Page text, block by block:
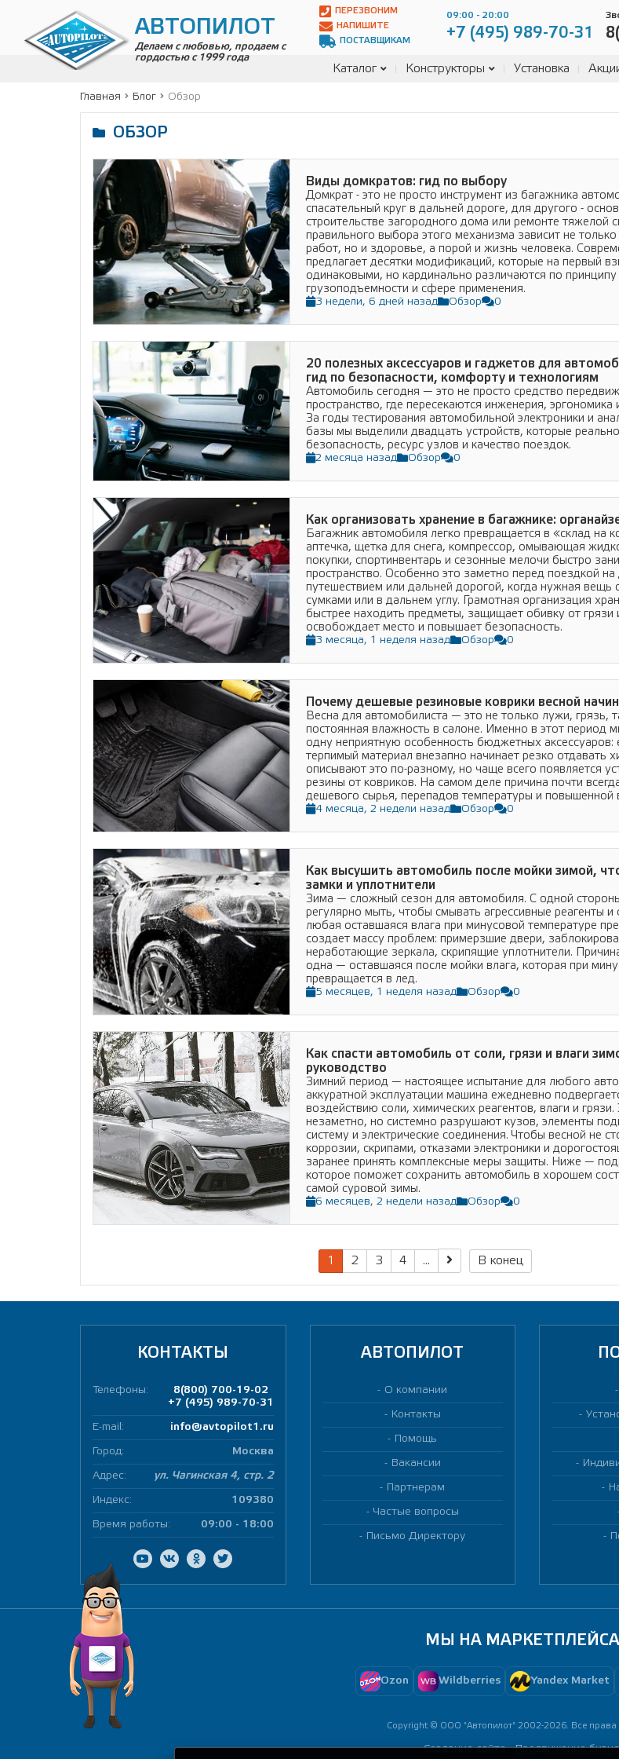
АВТОПИЛОТ
Делаем с любовью, продаем с
гордостью с 1999 года
ПЕРЕЗВОНИМ
НАПИШИТЕ
ПОСТАВЩИКАМ
09:00 - 20:00
+7 (495) 989-70-31
Каталог Конструкторы Установка
Главная Блог Обзор
ОБЗОР
Подробнее
Виды домкратов: гид по выбору
Домкрат - это не просто инструмент из багажника
спасательный круг в дальней дороге, для другого -
строительстве загородного дома или ремонте тяжелой
правильного выбора этого механизма зависит не
работ, но и здоровье, а порой и жизнь человека.
предлагает десятки модификаций, которые на первый
одинаковыми, но кардинально различаются по принципу
грузоподъемности и сфере применения.
3 недели, 6 дней назад Обзор 0
Подробнее
20 полезных аксессуаров и гаджетов для
гид по безопасности, комфорту и технологиям
Автомобиль сегодня — это не просто средство
пространство, где пересекаются инженерия,
За годы тестирования автомобильной электроники и
базы мы выделили двадцать устройств, которые
безопасность, ресурс узлов и качество поездок.
2 месяца назад Обзор 0
Подробнее
Как организовать хранение в багажнике:
Багажник автомобиля легко превращается в «склад на
аптечка, щетка для снега, компрессор, омывающая
покупки, спортинвентарь и сезонные мелочи быстро
пространство. Особенно это заметно перед поездкой
путешествием или дальней дорогой, когда нужная вещь
сумками или в дальнем углу. Грамотная организация
быстрее находить предметы, защищает обивку от грязи
освобождает место и повышает безопасность.
3 месяца, 1 неделя назад Обзор 0
Почему дешевые резиновые коврики весной
Весна для автомобилиста — это не только лужи, грязь,
постоянная влажность в салоне. Именно в этот период
одну неприятную особенность бюджетных аксессуаров:
терпимый материал внезапно начинает резко отдавать
описывают это по-разному, но чаще всего появляется
резины от ковриков. На самом деле причина почти
дешевого сырья, перепадов температуры и повышенной
4 месяца, 2 недели назад Обзор 0
Подробнее
Как высушить автомобиль после мойки зимой,
замки и уплотнители
Зима — сложный сезон для автомобиля. С одной
регулярно мыть, чтобы смывать агрессивные реагенты и
любая оставшаяся влага при минусовой температуре
создает массу проблем: примерзшие двери,
неработающие зеркала, скрипящие уплотнители.
одна — оставшаяся после мойки влага, которая при
превращается в лед.
5 месяцев, 1 неделя назад Обзор 0
Подробнее
Как спасти автомобиль от соли, грязи и влаги
руководство
Зимний период — настоящее испытание для любого
аккуратной эксплуатации машина ежедневно
воздействию соли, химических реагентов, влаги и
незаметно, но системно разрушают кузов, элементы
систему и электрические соединения. Чтобы весной не
коррозии, скрипами, отказами электроники и
заранее принять комплексные меры защиты. Ниже —
которое поможет сохранить автомобиль в хорошем
самой суровой зимы.
6 месяцев, 2 недели назад Обзор 0
1 2 3 4 ... В конец
КОНТАКТЫ
Телефоны:
8(800) 700-19-02
+7 (495) 989-70-31
E-mail: info@avtopilot1.ru
Город: Москва
Адрес: ул. Чагинская 4, стр. 2
Индекс: 109380
Время работы: 09:00 - 18:00
АВТОПИЛОТ
О компании
Контакты
Помощь
Вакансии
Партнерам
Частые вопросы
Письмо Директору
МЫ НА
Ozon Wildberries Yandex Market
Copyright © ООО "Автопилот" 2002-2026. Все
Создание сайта -Продвижение
Адрес:
Чагинская
info@avtopilot1.ru